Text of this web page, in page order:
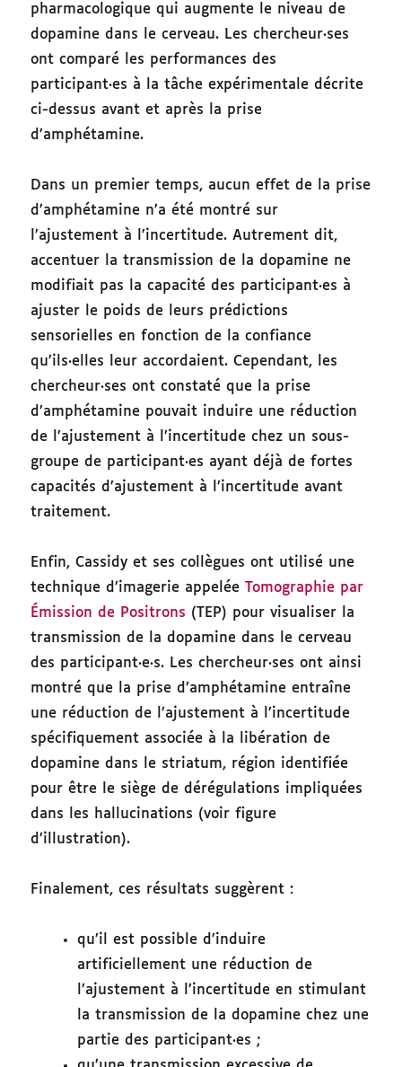
pharmacologique qui augmente le niveau de
dopamine dans le cerveau. Les chercheur·ses
ont comparé les performances des
participant·es à la tâche expérimentale décrite
ci-dessus avant et après la prise
d’amphétamine.
Dans un premier temps, aucun effet de la prise
d’amphétamine n’a été montré sur
l’ajustement à l’incertitude. Autrement dit,
accentuer la transmission de la dopamine ne
modifiait pas la capacité des participant·es à
ajuster le poids de leurs prédictions
sensorielles en fonction de la confiance
qu’ils·elles leur accordaient. Cependant, les
chercheur·ses ont constaté que la prise
d’amphétamine pouvait induire une réduction
de l’ajustement à l’incertitude chez un sous-
groupe de participant·es ayant déjà de fortes
capacités d’ajustement à l’incertitude avant
traitement.
Enfin, Cassidy et ses collègues ont utilisé une
technique d’imagerie appeléeTomographie par
Émission de Positrons (TEP) pour visualiser la
transmission de la dopamine dans le cerveau
des participant·e·s. Les chercheur·ses ont ainsi
montré que la prise d’amphétamine entraîne
une réduction de l’ajustement à l’incertitude
spécifiquement associée à la libération de
dopamine dans le striatum, région identifiée
pour être le siège de dérégulations impliquées
dans les hallucinations (voir figure
d’illustration).
Finalement, ces résultats suggèrent :
qu’il est possible d’induire
artificiellement une réduction de
l’ajustement à l’incertitude en stimulant
la transmission de la dopamine chez une
partie des participant·es ;